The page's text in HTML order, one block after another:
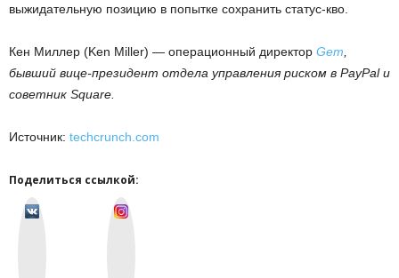
выжидательную позицию в попытке сохранить статус-кво.
Кен Миллер (Ken Miller) — операционный директор Gem
бывший вице-президент отдела управления риском в PayPal и
советник Square
Источник: techcrunch.com
Поделиться ссылкой: